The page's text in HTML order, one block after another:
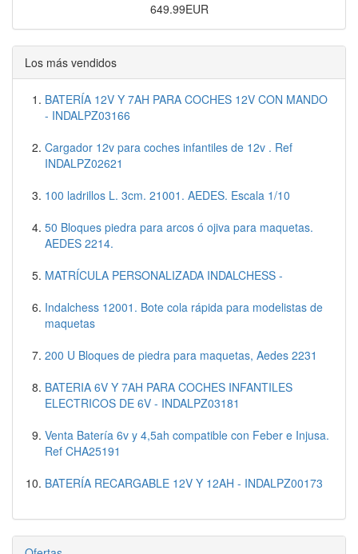
649.99EUR
Los más vendidos
BATERÍA 12V Y 7AH PARA COCHES 12V CON MANDO
- INDALPZ03166
Cargador 12v para coches infantiles de 12v . Ref
INDALPZ02621
100 ladrillos L. 3cm. 21001. AEDES. Escala 1/10
50 Bloques piedra para arcos ó ojiva para maquetas.
AEDES 2214.
MATRÍCULA PERSONALIZADA INDALCHESS -
Indalchess 12001. Bote cola rápida para modelistas de
maquetas
200 U Bloques de piedra para maquetas, Aedes 2231
BATERIA 6V Y 7AH PARA COCHES INFANTILES
ELECTRICOS DE 6V - INDALPZ03181
Venta Batería 6v y 4,5ah compatible con Feber e Injusa.
Ref CHA25191
BATERÍA RECARGABLE 12V Y 12AH - INDALPZ00173